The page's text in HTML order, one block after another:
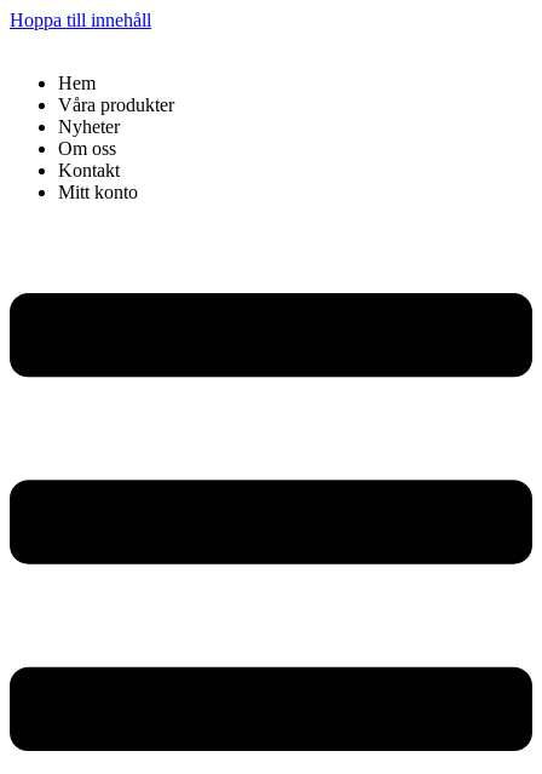
Hoppa till innehåll
Hem
Våra produkter
Nyheter
Om oss
Kontakt
Mitt konto